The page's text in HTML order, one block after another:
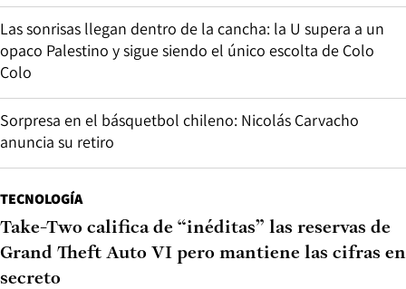
Las sonrisas llegan dentro de la cancha: la U supera a un
opaco Palestino y sigue siendo el único escolta de Colo
Colo
Sorpresa en el básquetbol chileno: Nicolás Carvacho
anuncia su retiro
TECNOLOGÍA
Take-Two califica de “inéditas” las reservas de
Grand Theft Auto VI pero mantiene las cifras en
secreto